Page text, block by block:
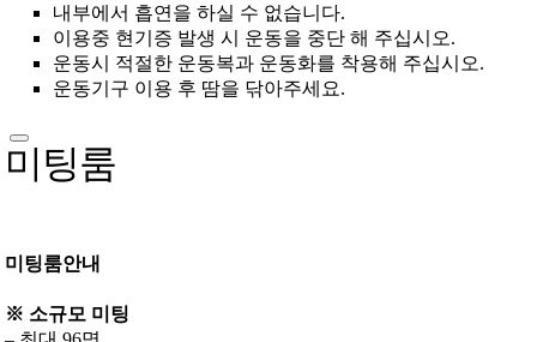
내부에서 흡연을 하실 수 없습니다.
이용중 현기증 발생 시 운동을 중단 해 주십시오.
운동시 적절한 운동복과 운동화를 착용해 주십시오.
운동기구 이용 후 땀을 닦아주세요.
미팅룸
미팅룸안내
※ 소규모 미팅